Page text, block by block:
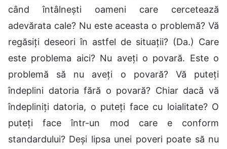
când întâlnești oameni care cercetează
adevărata cale? Nu este aceasta o problemă? Vă
regăsiți deseori în astfel de situații? (Da.) Care
este problema aici? Nu aveți o povară. Este o
problemă să nu aveți o povară? Vă puteți
îndeplini datoria fără o povară? Chiar dacă vă
îndepliniți datoria, o puteți face cu loialitate? O
puteți face într-un mod care e conform
standardului? Deși lipsa unei poveri poate să nu